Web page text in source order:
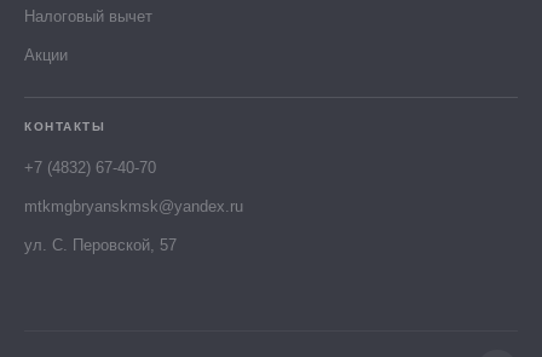
Налоговый вычет
Акции
КОНТАКТЫ
+7 (4832) 67-40-70
mtkmgbryanskmsk@yandex.ru
ул. С. Перовской, 57